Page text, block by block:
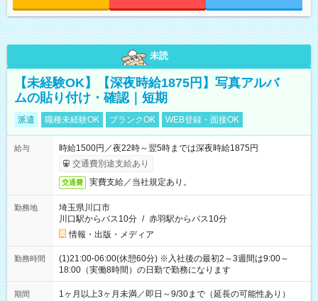
未読
【未経験OK】【深夜時給1875円】写真アルバ
ムの貼り付け・確認｜短期
派遣 職種未経験OK ブランクOK WEB登録・面接OK
給与
時給1500円／夜22時～翌5時までは深夜時給1875円
交通費別途支給あり
交通費 実費支給／当社規定あり。
勤務地
埼玉県川口市
川口駅からバス10分 / 赤羽駅からバス10分
情報・出版・メディア
勤務時間
(1)21:00-06:00(休憩60分) ※入社後の最初2～3週間は9:00～
18:00（実働8時間）の日勤で勤務になります
期間 1ヶ月以上3ヶ月未満／即日～9/30まで（延長の可能性あり）